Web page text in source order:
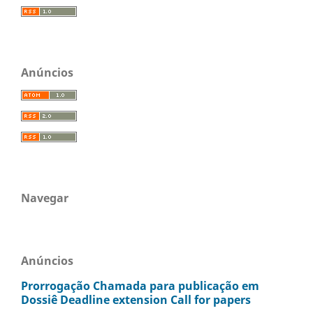
Anúncios
Navegar
Anúncios
Prorrogação Chamada para publicação em
Dossiê Deadline extension Call for papers